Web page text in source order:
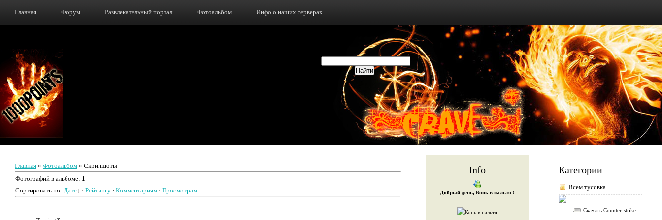
Главная Форум Развлекательный портал Фотоальбом Инфо о наших серверах
Главная » Фотоальбом » Скриншоты
Фотографий в альбоме: 1
Сортировать по: Дате · Рейтингу · Комментариям · Просмотрам
Info
Добрый день, Конь в пальто !
Категории
Всем тусовка
Скачать Counter-strike